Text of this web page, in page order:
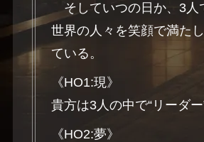
そしていつの日か、3人
世界の人々を笑顔で満た
ている。
《HO1:現》
貴方は3人の中で“リーダー
《HO2:夢》